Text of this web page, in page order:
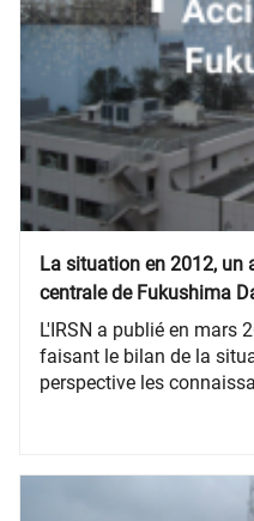
La situation en 2012, un
centrale de Fukushima
L'IRSN a publié en mars
faisant le bilan de la
perspective les